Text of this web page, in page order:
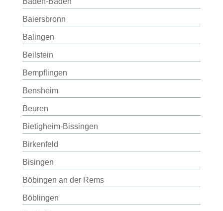
Baiersbronn
Balingen
Beilstein
Bempflingen
Bensheim
Beuren
Bietigheim-Bissingen
Birkenfeld
Bisingen
Böbingen an der Rems
Böblingen